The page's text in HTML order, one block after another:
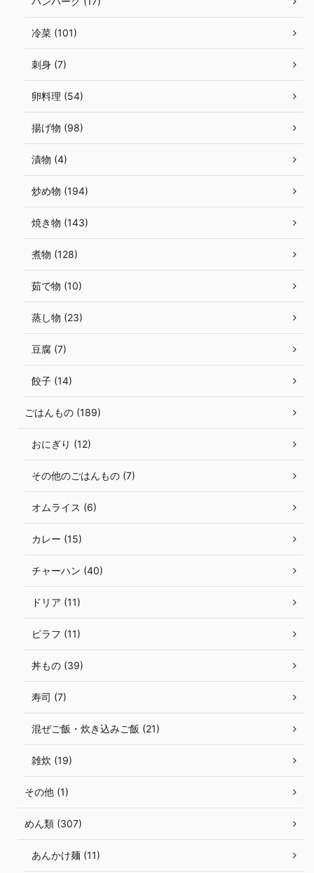
冷菜 (101)
刺身 (7)
卵料理 (54)
揚げ物 (98)
漬物 (4)
炒め物 (194)
焼き物 (143)
煮物 (128)
茹で物 (10)
蒸し物 (23)
豆腐 (7)
餃子 (14)
ごはんもの (189)
おにぎり (12)
その他のごはんもの (7)
オムライス (6)
カレー (15)
チャーハン (40)
ドリア (11)
ピラフ (11)
丼もの (39)
寿司 (7)
混ぜご飯・炊き込みご飯 (21)
雑炊 (19)
その他 (1)
めん類 (307)
あんかけ麺 (11)